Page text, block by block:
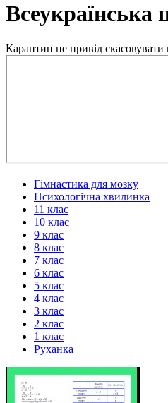
Карантин не привід скасовувати
Гімнастика для мозку
Психологічна хвилинка
11 клас
10 клас
9 клас
8 клас
7 клас
6 клас
5 клас
4 клас
3 клас
2 клас
1 клас
Руханка